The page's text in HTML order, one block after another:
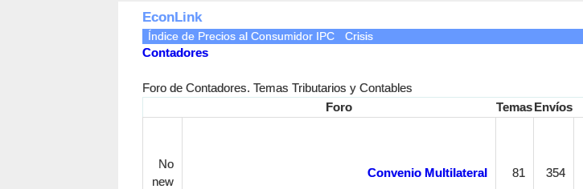
EconLink
Índice de Precios al Consumidor IPC Crisis
Contadores
Foro de Contadores. Temas Tributarios y Contables
Foro
TemasEnvíos
No
new
Convenio Multilateral 81 354